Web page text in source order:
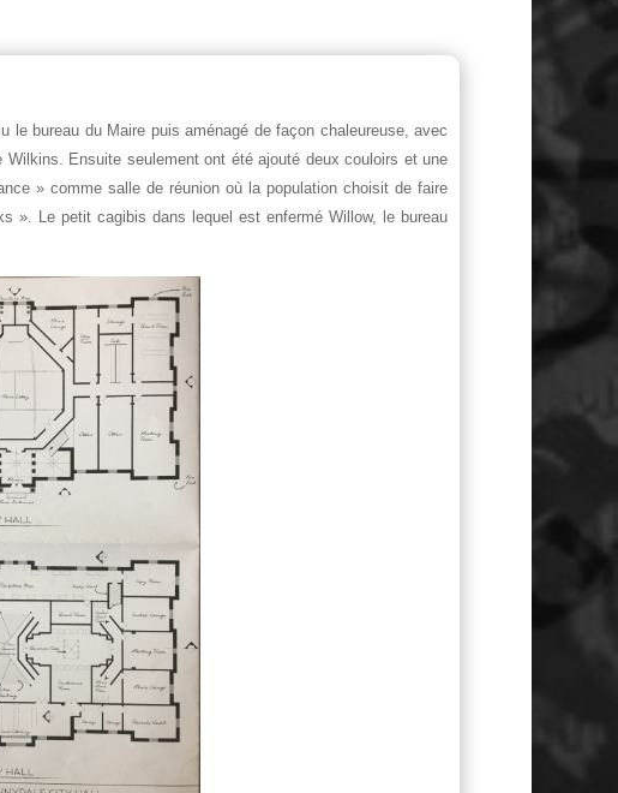
le bureau du Maire puis aménagé de façon chaleureuse, avec
Ensuite seulement ont été ajouté deux couloirs et une
» comme salle de réunion où la population choisit de faire
». Le petit cagibis dans lequel est enfermé Willow, le bureau